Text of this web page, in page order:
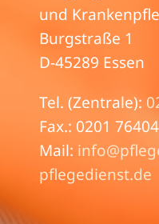
und
Burgstraße 1
D-45289 Essen
Tel. (Zentrale):
Fax.: 0201
Mail:
pflegedienst.de